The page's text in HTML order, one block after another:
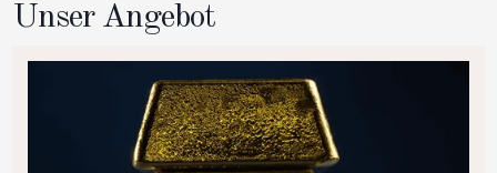
Unser Angebot